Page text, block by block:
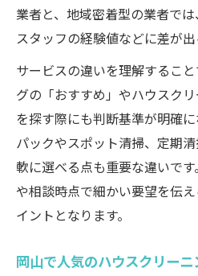
業者と、地域密着型の業者では
スタッフの経験値などに差が出
サービスの違いを理解するこ
グの「おすすめ」やハウスク
を探す際にも判断基準が明確
パックやスポット清掃、定期
軟に選べる点も重要な違いで
や相談時点で細かい要望を伝
イントとなります。
岡山で人気のハウスクリー